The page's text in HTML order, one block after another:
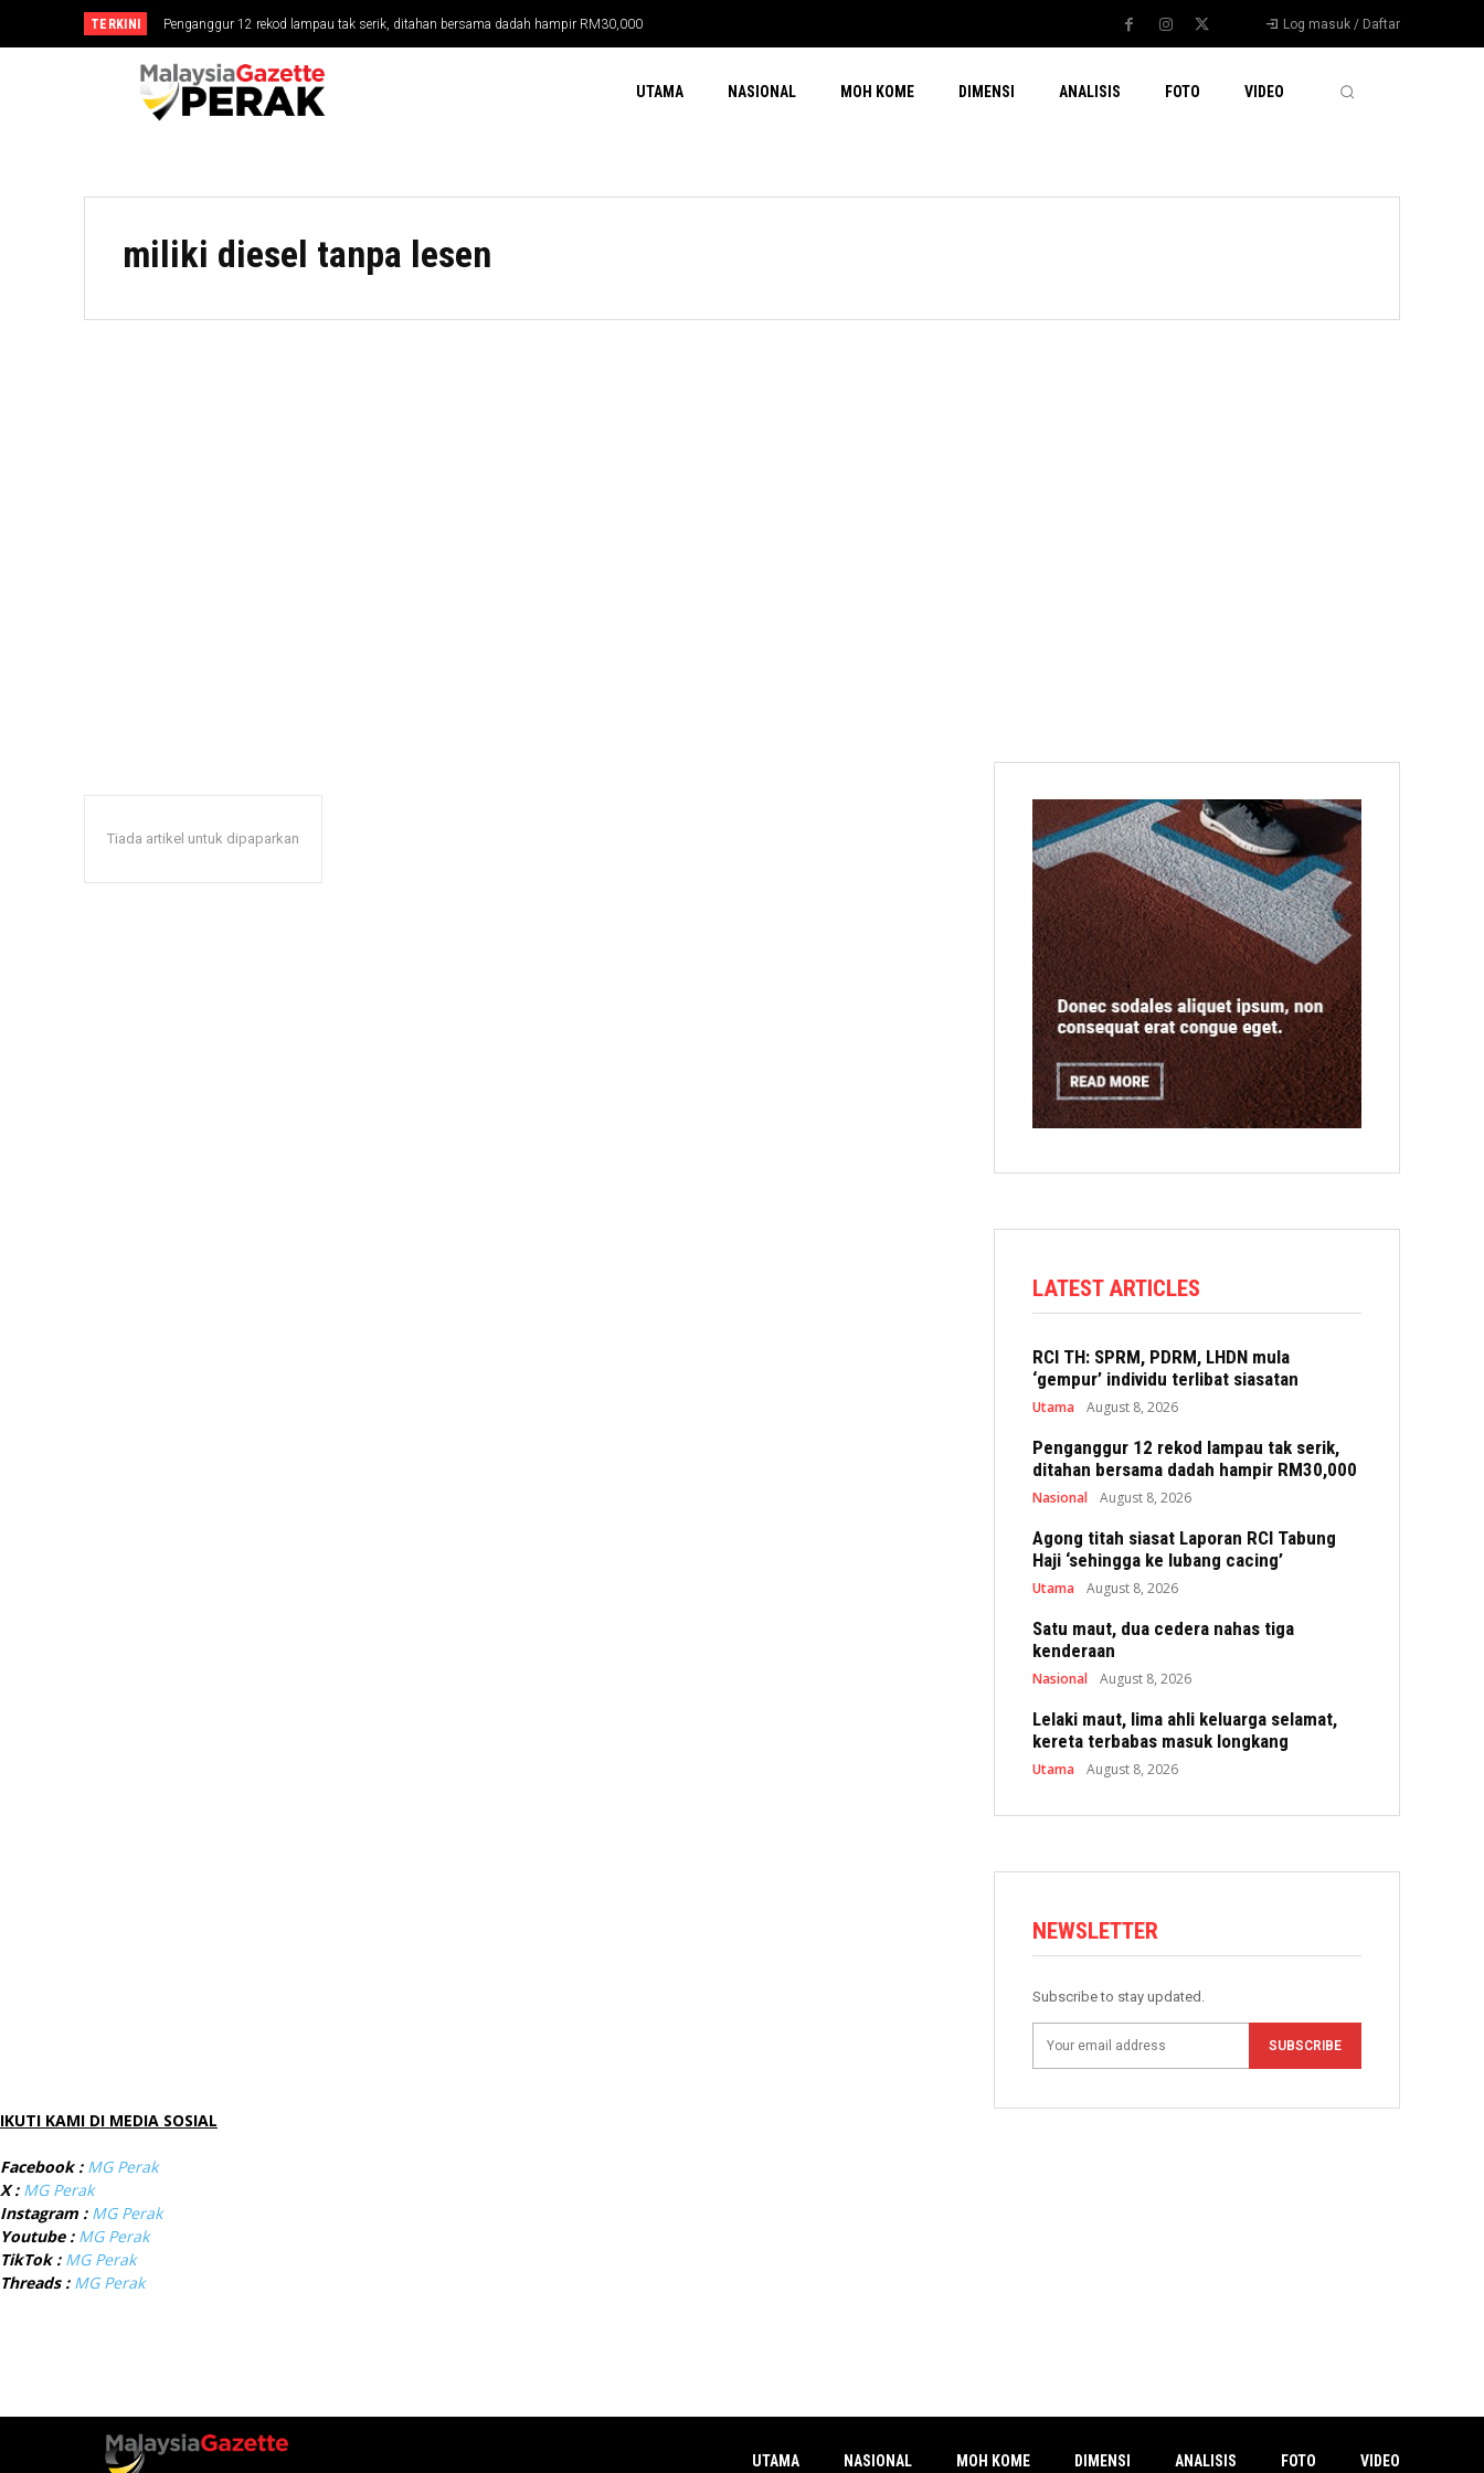
TERKINI Penganggur 12 rekod lampau tak serik, ditahan bersama dadah hampir RM30,000 Log masuk / Daftar
UTAMA NASIONAL MOH KOME DIMENSI ANALISIS FOTO VIDEO
miliki diesel tanpa lesen
Tiada artikel untuk dipaparkan
LATEST ARTICLES
RCI TH: SPRM, PDRM, LHDN mula
‘gempur’ individu terlibat siasatan
Utama August 8, 2026
Penganggur 12 rekod lampau tak serik,
ditahan bersama dadah hampir RM30,000
Nasional August 8, 2026
Agong titah siasat Laporan RCI Tabung
Haji ‘sehingga ke lubang cacing’
Utama August 8, 2026
Satu maut, dua cedera nahas tiga
kenderaan
Nasional August 8, 2026
Lelaki maut, lima ahli keluarga selamat,
kereta terbabas masuk longkang
Utama August 8, 2026
NEWSLETTER
Subscribe to stay updated.
SUBSCRIBE
IKUTI KAMI DI MEDIA SOSIAL
Facebook : MG Perak
X : MG Perak
Instagram : MG Perak
Youtube : MG Perak
TikTok : MG Perak
Threads : MG Perak
UTAMA NASIONAL MOH KOME DIMENSI ANALISIS FOTO VIDEO